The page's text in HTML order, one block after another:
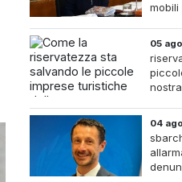
05
04